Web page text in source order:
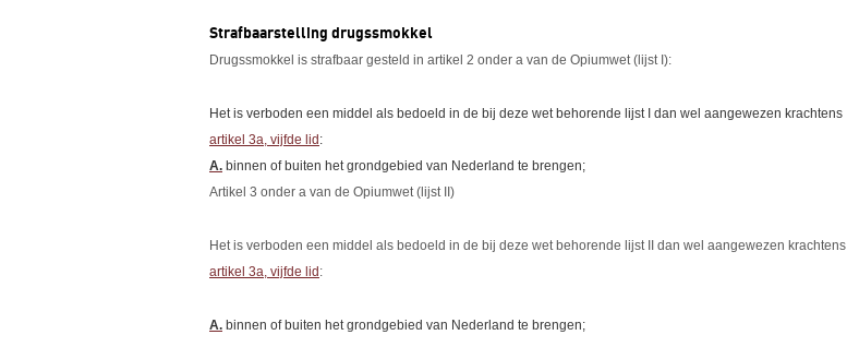
Strafbaarstelling drugssmokkel
Drugssmokkel is strafbaar gesteld in artikel 2 onder a van de Opiumwet (lijst I):
Het is verboden een middel als bedoeld in de bij deze wet behorende lijst I dan wel aangewezen krachtens
artikel 3a, vijfde lid :
A. binnen of buiten het grondgebied van Nederland te brengen;
Artikel 3 onder a van de Opiumwet (lijst II)
Het is verboden een middel als bedoeld in de bij deze wet behorende lijst II dan wel aangewezen krachtens
artikel 3a, vijfde lid :
A. binnen of buiten het grondgebied van Nederland te brengen;